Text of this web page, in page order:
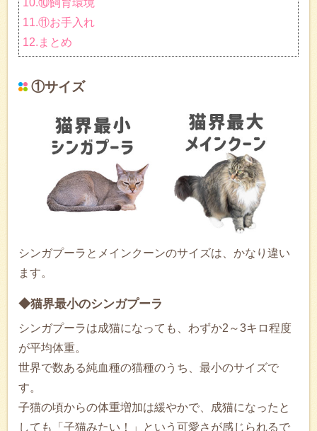
10.⑩飼育環境
11.⑪お手入れ
12.まとめ
①サイズ
シンガプーラとメインクーンのサイズは、かなり違い
ます。
◆猫界最小のシンガプーラ
シンガプーラは成猫になっても、わずか2～3キロ程度
が平均体重。
世界で数ある純血種の猫種のうち、最小のサイズで
す。
子猫の頃からの体重増加は緩やかで、成猫になったと
しても「子猫みたい！」という可愛さが感じられるで